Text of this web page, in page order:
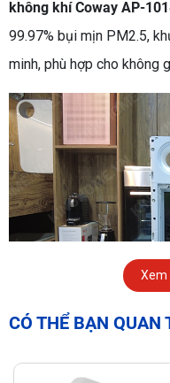
không khí Coway AP-
99.97% bụi mịn PM2.5,
minh, phù hợp cho không
Trong cuộc sống hiện
Xem
CÓ THỂ BẠN QUAN